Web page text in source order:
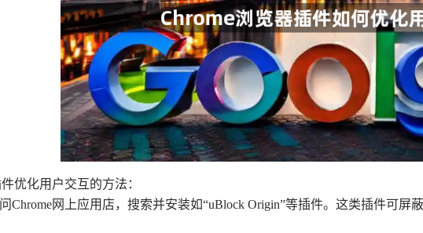
优化用户交互的方法：
Chrome网上应用店，搜索并安装如“uBlock Origin”等插件。这类插件可